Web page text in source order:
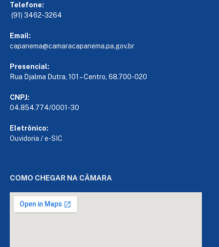
Telefone:
(91) 3462-3264
Email:
capanema@camaracapanema.pa.gov.br
Presencial:
Rua Djalma Dutra, 101 – Centro, 68.700-020
CNPJ:
04.854.774/0001-30
Eletrônico:
Ouvidoria /e-SIC
COMO CHEGAR NA CÂMARA